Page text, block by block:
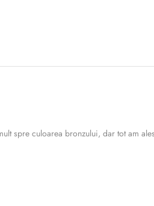
spre culoarea bronzului, dar tot am